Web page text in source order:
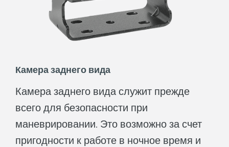
Камера заднего вида
Камера заднего вида служит прежде
всего для безопасности при
маневрировании. Это возможно за счет
пригодности к работе в ночное время и